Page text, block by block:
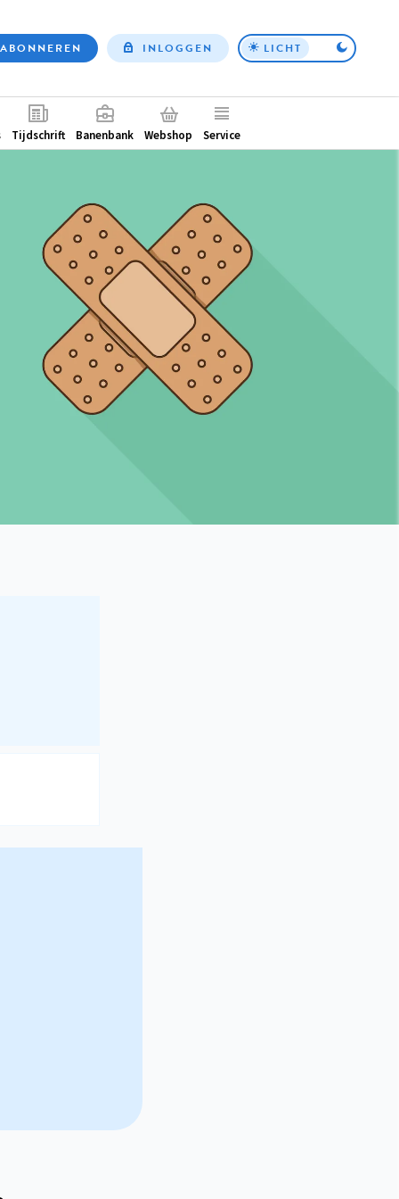
Top
ABONNEREN INLOGGEN LICHT
Tijdschrift Banenbank Webshop Service